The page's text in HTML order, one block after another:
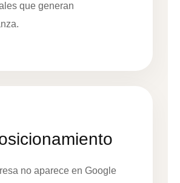
que generan
no aparece en Google